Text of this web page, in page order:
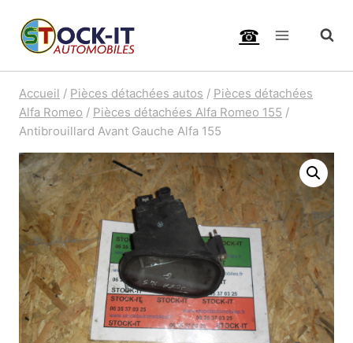
☎
Accueil / Pièces détachées autos / Pièces détachées
Alfa Romeo / Pièces détachées Alfa Romeo 155 /
Antibrouillard Avant Gauche Alfa 155